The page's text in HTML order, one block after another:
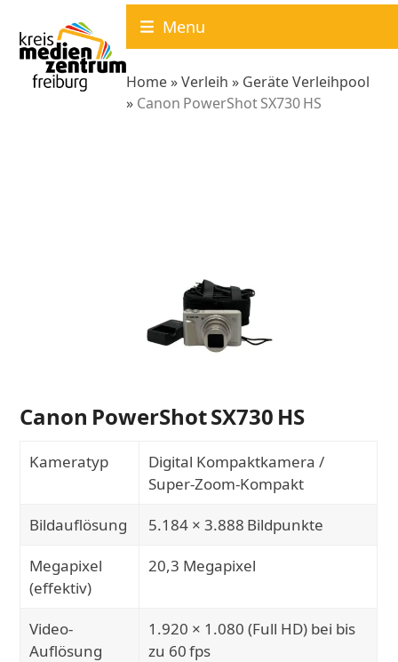
content
Menu
Home»Verleih » Geräte Verleihpool
» Canon PowerShot SX730 HS
Canon PowerShot SX730 HS
Kameratyp
Digital Kompaktkamera /
Super‑Zoom‑Kompakt
Bildauflösung
5.184 × 3.888 Bildpunkte
Megapixel
(effektiv)
20,3 Megapixel
Video-
Auflösung
1.920 × 1.080 (Full HD) bei bis
zu 60 fps